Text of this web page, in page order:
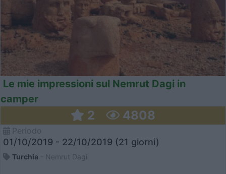
Le mie impressioni sul Nemrut Dagi in
camper
2 4808
01/10/2019 - 22/10/2019 (21 giorni)
Turchia - Nemrut Dagi